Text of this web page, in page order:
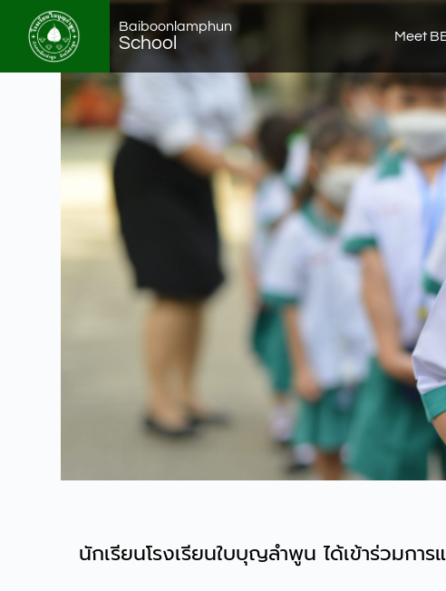
Baiboonlamphun
School Meet
นักเรียนโรงเรียนใบบุญลำพูน ได้เข้าร่วมก